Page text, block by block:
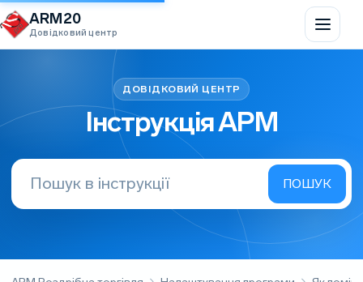
Перейти до вмісту
ARM20
Довідковий центр
Інструкція АРМ